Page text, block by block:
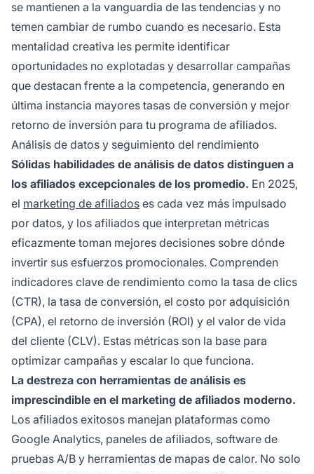
se mantienen a la vanguardia de las tendencias y no
temen cambiar de rumbo cuando es necesario. Esta
mentalidad creativa les permite identificar
oportunidades no explotadas y desarrollar campañas
que destacan frente a la competencia, generando en
última instancia mayores tasas de conversión y mejor
retorno de inversión para tu programa de afiliados.
Análisis de datos y seguimiento del rendimiento
Sólidas habilidades de análisis de datos distinguen a
los afiliados excepcionales de los promedio. En 2025,
el marketing de afiliados es cada vez más impulsado
por datos, y los afiliados que interpretan métricas
eficazmente toman mejores decisiones sobre dónde
invertir sus esfuerzos promocionales. Comprenden
indicadores clave de rendimiento como la tasa de clics
(CTR), la tasa de conversión, el costo por adquisición
(CPA), el retorno de inversión (ROI) y el valor de vida
del cliente (CLV). Estas métricas son la base para
optimizar campañas y escalar lo que funciona.
La destreza con herramientas de análisis es
imprescindible en el marketing de afiliados moderno.
Los afiliados exitosos manejan plataformas como
Google Analytics, paneles de afiliados, software de
pruebas A/B y herramientas de mapas de calor. No solo